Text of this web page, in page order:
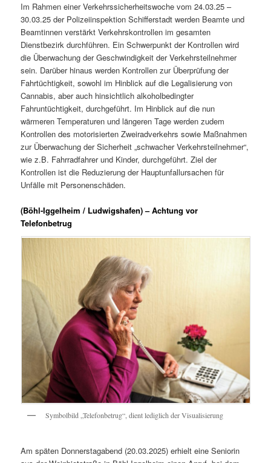
Im Rahmen einer Verkehrssicherheitswoche vom 24.03.25 –
30.03.25 der Polizeiinspektion Schifferstadt werden Beamte und
Beamtinnen verstärkt Verkehrskontrollen im gesamten
Dienstbezirk durchführen. Ein Schwerpunkt der Kontrollen wird
die Überwachung der Geschwindigkeit der Verkehrsteilnehmer
sein. Darüber hinaus werden Kontrollen zur Überprüfung der
Fahrtüchtigkeit, sowohl im Hinblick auf die Legalisierung von
Cannabis, aber auch hinsichtlich alkoholbedingter
Fahruntüchtigkeit, durchgeführt. Im Hinblick auf die nun
wärmeren Temperaturen und längeren Tage werden zudem
Kontrollen des motorisierten Zweiradverkehrs sowie Maßnahmen
zur Überwachung der Sicherheit „schwacher Verkehrsteilnehmer“,
wie z.B. Fahrradfahrer und Kinder, durchgeführt. Ziel der
Kontrollen ist die Reduzierung der Hauptunfallursachen für
Unfälle mit Personenschäden.
(Böhl-Iggelheim / Ludwigshafen) – Achtung vor
Telefonbetrug
Symbolbild „Telefonbetrug“, dient lediglich der Visualisierung
Am späten Donnerstagabend (20.03.2025) erhielt eine Seniorin